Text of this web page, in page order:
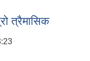
त्रैमासिक